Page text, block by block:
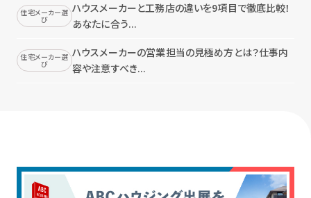
住宅メーカー選
び
ハウスメーカーと工務店の違いを9項目で徹底比較！
あなたに合う...
住宅メーカー選
び
ハウスメーカーの営業担当の見極め方とは？仕事内
容や注意すべき...